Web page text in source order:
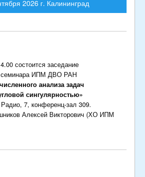
2026 г. Калининград
состоится заседание
семинара ИПМ ДВО РАН
анализа задач
сингулярностью»
7, конференц-зал 309.
Алексей Викторович (ХО ИПМ